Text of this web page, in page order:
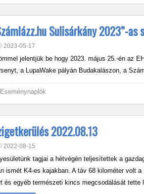
Sulisárkány 2023”-as
2023-05-17
jelentjük be hogy 2023. május 25.-én az
a LupaWake pályán Budakalászon, a
Eseménynaplók
2022.08.13
2022-08-15
tagjai a hétvégén teljesítettek a
ismét K4-es kajakban. A táv 68 kilométer volt
és egyéb természeti kincs megcsodálását